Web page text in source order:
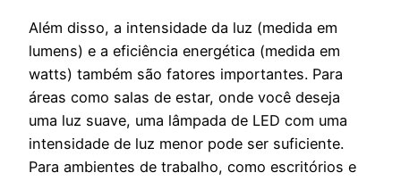
Além disso, a intensidade da luz (medida em
lumens) e a eficiência energética (medida em
watts) também são fatores importantes. Para
áreas como salas de estar, onde você deseja
uma luz suave, uma lâmpada de LED com uma
intensidade de luz menor pode ser suficiente.
Para ambientes de trabalho, como escritórios e